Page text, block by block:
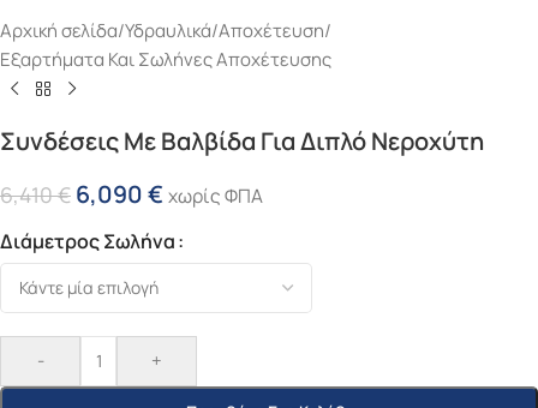
Αρχική σελίδα/Υδραυλικά/Αποχέτευση/
Εξαρτήματα Και Σωλήνες Αποχέτευσης
Συνδέσεις Με Βαλβίδα Για Διπλό Νεροχύτη
6,410€ 6,090€ χωρίς ΦΠΑ
Διάμετρος Σωλήνα
- +